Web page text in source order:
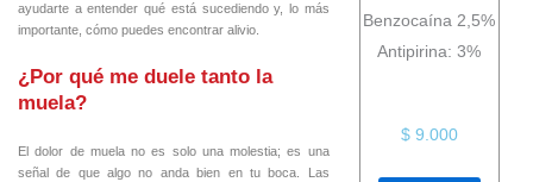
ayudarte a entender qué está sucediendo y, lo más
importante, cómo puedes encontrar alivio.
¿Por qué me duele tanto la
muela?
El dolor de muela no es solo una molestia; es una
señal de que algo no anda bien en tu boca. Las
Benzocaína 2,5%
Antipirina: 3%
$9.000